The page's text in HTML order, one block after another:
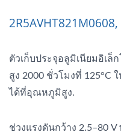
2R5AVHT821M0608,
ตัวเก็บประจุอลูมิเนียมอิเ
สูง 2000 ชั่วโมงที่ 125°C
ได้ที่อุณหภูมิสูง.
ช่วงแรงดันกว้าง 2.5–80